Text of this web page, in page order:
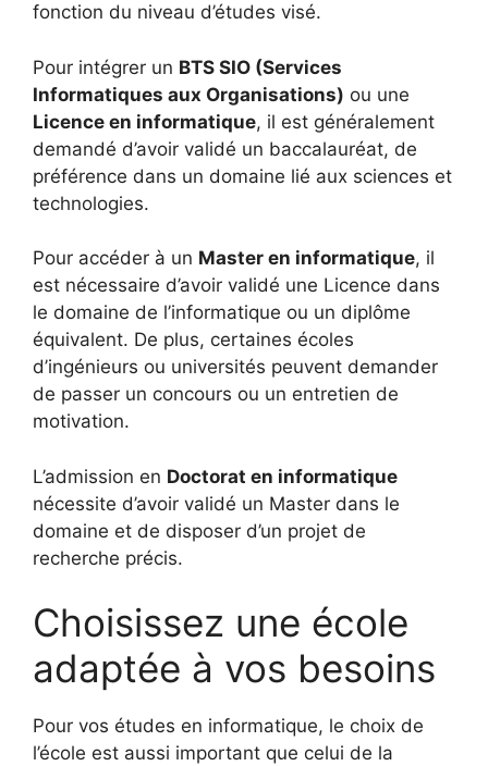
fonction du niveau d’études visé.
Pour intégrer un BTS SIO (Services
Informatiques aux Organisations) ou une
Licence en informatique, il est généralement
demandé d’avoir validé un baccalauréat, de
préférence dans un domaine lié aux sciences et
technologies.
Pour accéder à un Master en informatique, il
est nécessaire d’avoir validé une Licence dans
le domaine de l’informatique ou un diplôme
équivalent. De plus, certaines écoles
d’ingénieurs ou universités peuvent demander
de passer un concours ou un entretien de
motivation.
L’admission en Doctorat en informatique
nécessite d’avoir validé un Master dans le
domaine et de disposer d’un projet de
recherche précis.
Choisissez une école
adaptée à vos besoins
Pour vos études en informatique, le choix de
l’école est aussi important que celui de la